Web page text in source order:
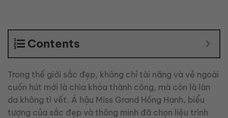
Contents
Trong thế giới sắc đẹp, không chỉ tài năng và vẻ ngoài
cuốn hút mới là chìa khóa thành công, mà còn là làn
da không tì vết. Á hậu Miss Grand Hồng Hạnh, biểu
tượng của sắc đẹp và thông minh đã chọn liệu trình